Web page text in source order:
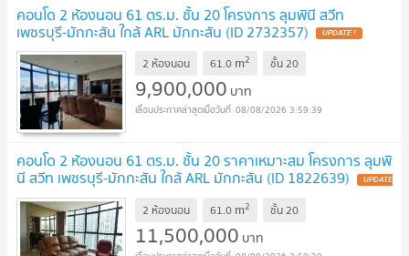
คอนโด 2 ห้องนอน 61 ตร.ม. ชั้น 20 โครงการ ลุมพินี สวีท
เพชรบุรี-มักกะสัน ใกล้ ARL มักกะสัน (ID 2732357)
2 ห้องนอน 61.0 m2 ชั้น20
9,900,000 บาท
08/08/2026 3:59:39
คอนโด 2 ห้องนอน 61 ตร.ม. ชั้น 20 ราคาเหมาะสม โครงการ ลุมพิ
นี สวีท เพชรบุรี-มักกะสัน ใกล้ ARL มักกะสัน (ID 1822639)
2 ห้องนอน 61.0 m2 ชั้น20
11,500,000 บาท